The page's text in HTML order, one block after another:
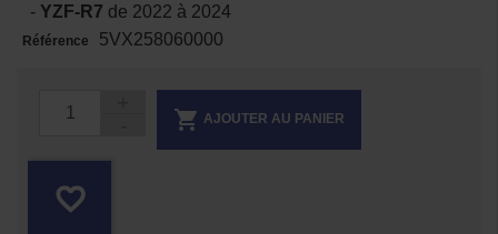
- YZF-R7 de 2022 à 2024
Référence 5VX258060000
 AJOUTER AU PANIER
favorite_border